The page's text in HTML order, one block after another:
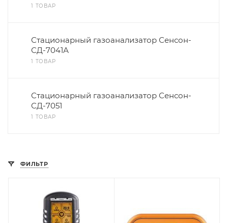
1 ТОВАР
Стационарный газоанализатор Сенсон-
СД-7041А
1 ТОВАР
Стационарный газоанализатор Сенсон-
СД-7051
1 ТОВАР
ФИЛЬТР